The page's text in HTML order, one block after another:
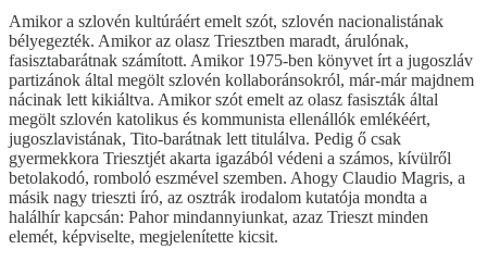
Amikor a szlovén kultúráért emelt szót, szlovén nacionalistának
bélyegezték. Amikor az olasz Triesztben maradt, árulónak,
fasisztabarátnak számított. Amikor 1975-ben könyvet írt a jugoszláv
partizánok által megölt szlovén kollaboránsokról, már-már majdnem
nácinak lett kikiáltva. Amikor szót emelt az olasz fasiszták által
megölt szlovén katolikus és kommunista ellenállók emlékéért,
jugoszlavistának, Tito-barátnak lett titulálva. Pedig ő csak
gyermekkora Triesztjét akarta igazából védeni a számos, kívülről
betolakodó, romboló eszmével szemben. Ahogy Claudio Magris, a
másik nagy trieszti író, az osztrák irodalom kutatója mondta a
halálhír kapcsán: Pahor mindannyiunkat, azaz Trieszt minden
elemét, képviselte, megjelenítette kicsit.